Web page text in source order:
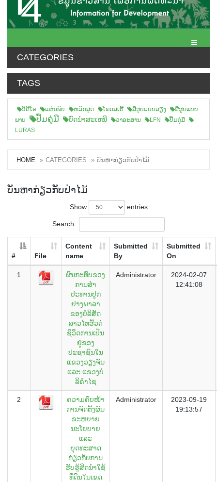
Toggle
CATEGORIES
TAGS
ວິດີໂອ ແຜ່ນພັບ ຫລັກສູດ ໂພດສເຕີ້ ສືຮູບແບບສຽງ
ສື່ຮູບແບບ
ພາບ
ປື້ມຄູ່ມື ບົດນຳສະເຫນີ ວາລະສານ LFN
ປື້ມຄູ່ມື
LURAS
HOME CATEGORIES ບັນຫາກ່ຽວກັບປ່າໄມ້
ບັນຫາກ່ຽວກັບປ່າໄມ້
Show entries
Search:
# File
Content
name
Submitted
By
Submitted
On
1
ຜົນກະທົບຂອງ
ການສຳ
ປະທານປູກ
ຢາງພາລາ
ຂອງບໍລິສັດ
ລາວໄທຮົ້ວຕໍ່
ຊິວິດການເປັນ
ຢູ່ຂອງ
ປະຊາຊົນໃນ
ແຂວງວຽງຈັນ
ແລະ ແຂວງບໍ
ລິຄຳໄຊ
Administrator
2024-02-07
12:41:08
2
ຄວາມຄຶບໜ້າ
ການຈັດຕັ້ງຜັນ
ຂະຫຍາຍ
ນະໂຍບາຍ
ແລະ
ຍຸດທະສາດ
ກ່ຽວກັບການ
ຮັບຮູ້ສິດນຳໃຊ້
ທີ່ດິນໃນເຂດ
Administrator
2023-09-19
19:13:57